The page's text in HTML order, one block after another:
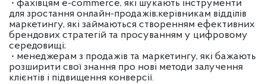
• фахівцям e-commerce, які шукають інструменти
для зростання онлайн-продажів;керівникам відділів
маркетингу, які займаються створенням ефективних
брендових стратегій та просуванням у цифровому
середовищі;
• менеджерам з продажів та маркетингу, які бажають
розширити свої знання про нові методи залучення
клієнтів і підвищення конверсії.